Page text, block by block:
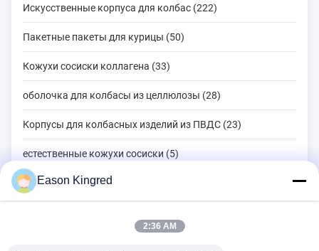
Искусственные корпуса для колбас (222)
Пакетные пакеты для курицы (50)
Кожухи сосиски коллагена (33)
оболочка для колбасы из целлюлозы (28)
Корпусы для колбасных изделий из ПВДС (23)
естественные кожухи сосиски (5)
Мешки для упаковки пищевых продуктов (82)
Eason Kingred
2:36 AM